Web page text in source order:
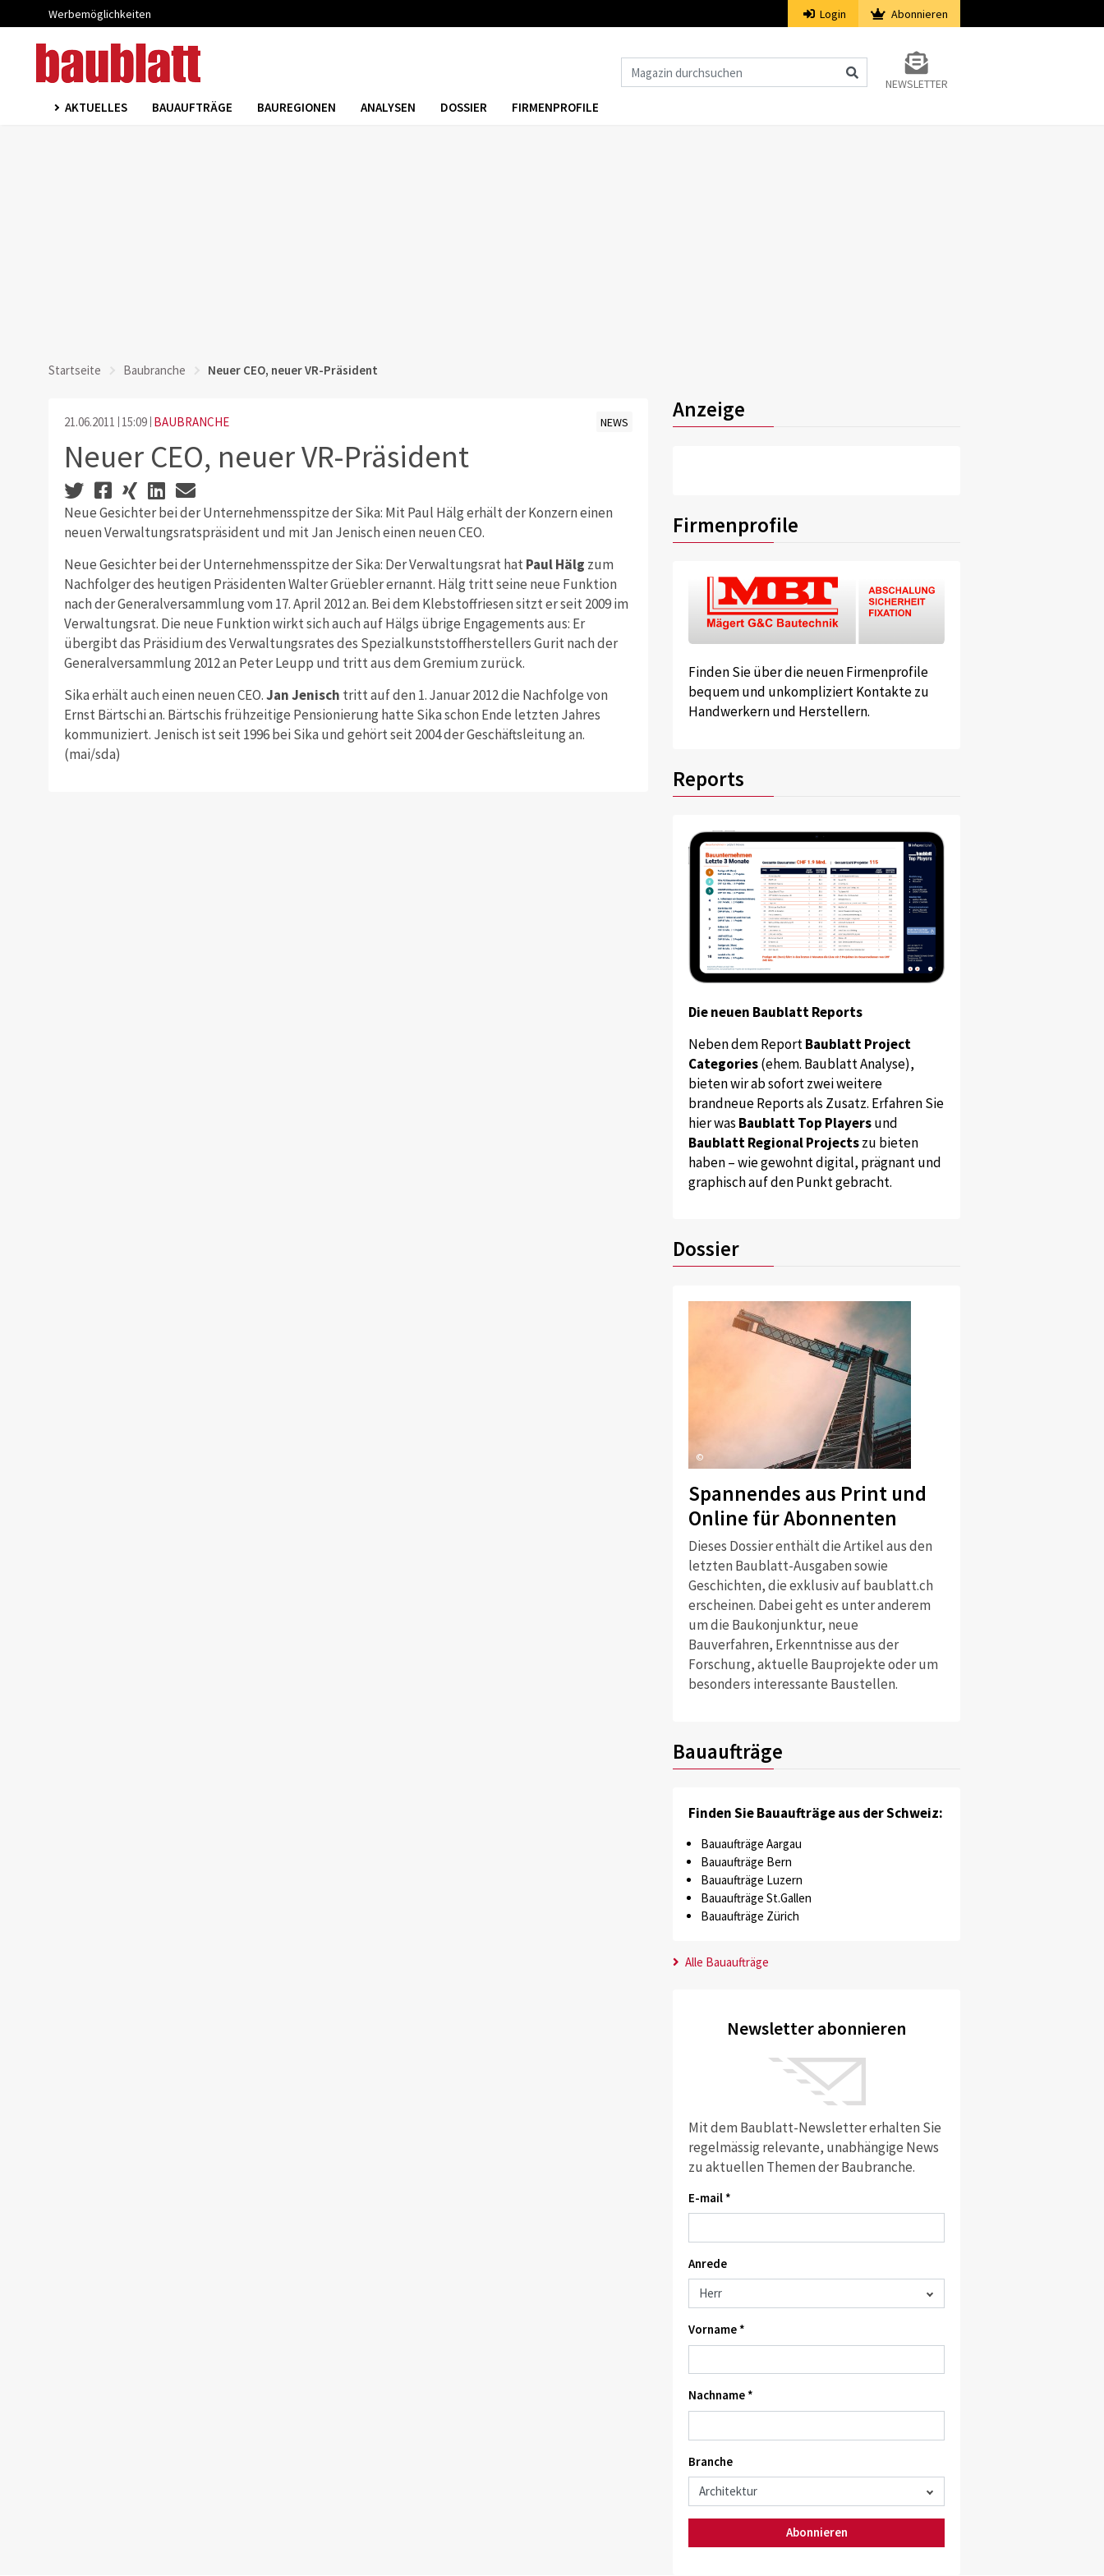
Werbemöglichkeiten Login Abonnieren
NEWSLETTER
AKTUELLES BAUAUFTRÄGE BAUREGIONEN ANALYSEN DOSSIER FIRMENPROFILE
Startseite Baubranche Neuer CEO, neuer VR-Präsident
21.06.2011 15:09 BAUBRANCHE NEWS
Neuer CEO, neuer VR-Präsident
Neue Gesichter bei der Unternehmensspitze der Sika: Mit Paul Hälg erhält der Konzern einen
neuen Verwaltungsratspräsident und mit Jan Jenisch einen neuen CEO.
Neue Gesichter bei der Unternehmensspitze der Sika: Der Verwaltungsrat hatPaul Hälg zum
Nachfolger des heutigen Präsidenten Walter Grüebler ernannt. Hälg tritt seine neue Funktion
nach der Generalversammlung vom 17. April 2012 an. Bei dem Klebstoffriesen sitzt er seit 2009 im
Verwaltungsrat. Die neue Funktion wirkt sich auch auf Hälgs übrige Engagements aus: Er
übergibt das Präsidium des Verwaltungsrates des Spezialkunststoffherstellers Gurit nach der
Generalversammlung 2012 an Peter Leupp und tritt aus dem Gremium zurück.
Sika erhält auch einen neuen CEO.Jan Jenisch tritt auf den 1. Januar 2012 die Nachfolge von
Ernst Bärtschi an. Bärtschis frühzeitige Pensionierung hatte Sika schon Ende letzten Jahres
kommuniziert. Jenisch ist seit 1996 bei Sika und gehört seit 2004 der Geschäftsleitung an.
(mai/sda)
Anzeige
Firmenprofile
Finden Sie über die neuen Firmenprofile
bequem und unkompliziert Kontakte zu
Handwerkern und Herstellern.
Reports
Die neuen Baublatt Reports
Neben dem ReportBaublatt Project
Categories(ehem. Baublatt Analyse),
bieten wir ab sofort zwei weitere
brandneue Reports als Zusatz. Erfahren Sie
hier was Baublatt Top Playersund
Baublatt Regional Projectszu bieten
haben – wie gewohnt digital, prägnant und
graphisch auf den Punkt gebracht.
Dossier
©
Spannendes aus Print und
Online für Abonnenten
Dieses Dossier enthält die Artikel aus den
letzten Baublatt-Ausgaben sowie
Geschichten, die exklusiv auf baublatt.ch
erscheinen. Dabei geht es unter anderem
um die Baukonjunktur, neue
Bauverfahren, Erkenntnisse aus der
Forschung, aktuelle Bauprojekte oder um
besonders interessante Baustellen.
Bauaufträge
Finden Sie Bauaufträge aus der Schweiz:
Bauaufträge Aargau
Bauaufträge Bern
Bauaufträge Luzern
Bauaufträge St.Gallen
Bauaufträge Zürich
Alle Bauaufträge
Newsletter abonnieren
Mit dem Baublatt-Newsletter erhalten Sie
regelmässig relevante, unabhängige News
zu aktuellen Themen der Baubranche.
E-mail *
Anrede
Vorname *
Nachname *
Branche
Abonnieren